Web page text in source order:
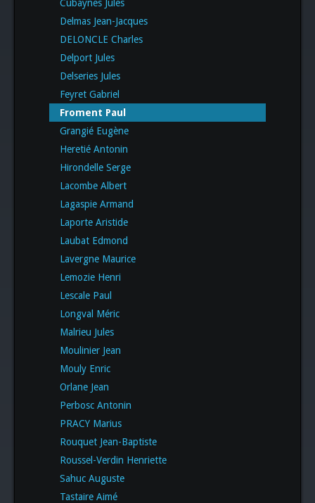
Cubaynes Jules
Delmas Jean-Jacques
DELONCLE Charles
Delport Jules
Delseries Jules
Feyret Gabriel
Froment Paul
Grangié Eugène
Heretié Antonin
Hirondelle Serge
Lacombe Albert
Lagaspie Armand
Laporte Aristide
Laubat Edmond
Lavergne Maurice
Lemozie Henri
Lescale Paul
Longval Méric
Malrieu Jules
Moulinier Jean
Mouly Enric
Orlane Jean
Perbosc Antonin
PRACY Marius
Rouquet Jean-Baptiste
Roussel-Verdin Henriette
Sahuc Auguste
Tastaire Aimé